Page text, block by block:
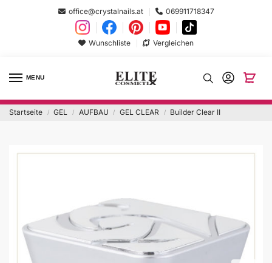
office@crystalnails.at 069911718347
Wunschliste Vergleichen
MENU
Startseite / GEL / AUFBAU / GEL CLEAR / Builder Clear II